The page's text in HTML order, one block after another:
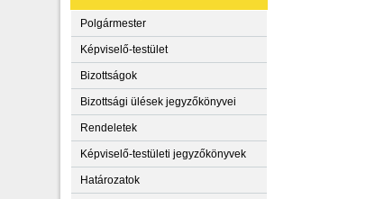
Polgármester
Képviselő-testület
Bizottságok
Bizottsági ülések jegyzőkönyvei
Rendeletek
Képviselő-testületi jegyzőkönyvek
Határozatok